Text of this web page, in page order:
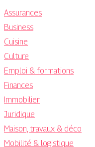
Assurances
Business
Cuisine
Culture
Emploi & formations
Finances
Immobilier
Juridique
Maison, travaux & déco
Mobilité & logistique